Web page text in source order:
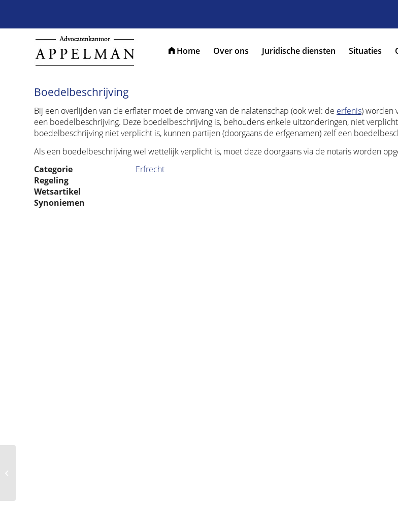
Home Over ons Juridische diensten Situaties
Boedelbeschrijving
Bij een overlijden van de erflater moet de omvang van de nalatenschap (ook wel: de erfenis) worden
een boedelbeschrijving. Deze boedelbeschrijving is, behoudens enkele uitzonderingen, niet
boedelbeschrijving niet verplicht is, kunnen partijen (doorgaans de erfgenamen) zelf een
Als een boedelbeschrijving wel wettelijk verplicht is, moet deze doorgaans via de notaris worden
Categorie
Erfrecht
Regeling
Wetsartikel
Synoniemen